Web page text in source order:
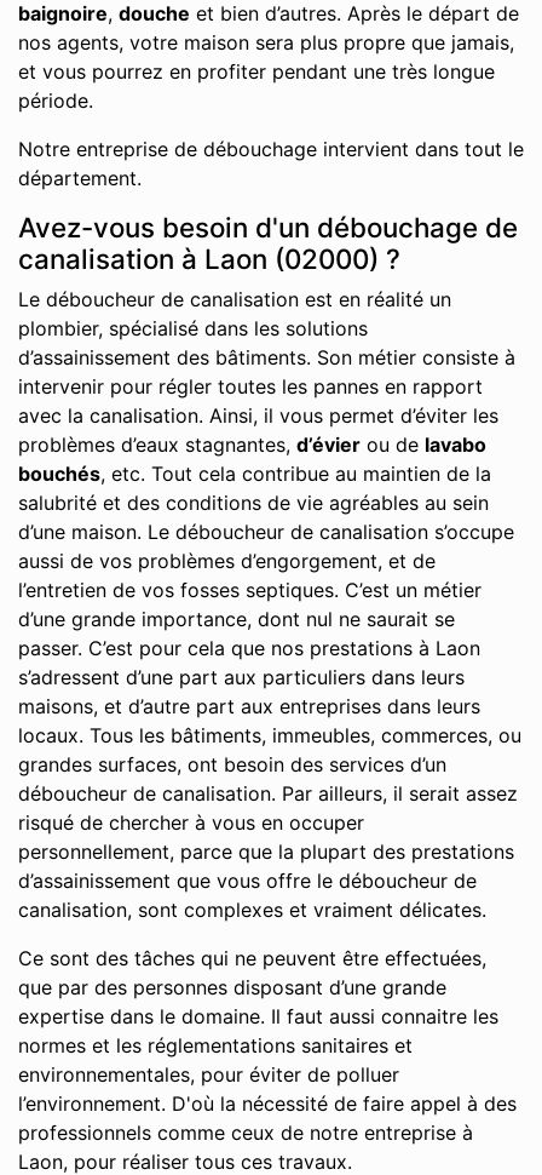
baignoire, douche et bien d’autres. Après le départ de
nos agents, votre maison sera plus propre que jamais,
et vous pourrez en profiter pendant une très longue
période.
Notre entreprise de débouchage intervient dans tout le
département.
Avez-vous besoin d'un débouchage de
canalisation à Laon (02000) ?
Le déboucheur de canalisation est en réalité un
plombier, spécialisé dans les solutions
d’assainissement des bâtiments. Son métier consiste à
intervenir pour régler toutes les pannes en rapport
avec la canalisation. Ainsi, il vous permet d’éviter les
problèmes d’eaux stagnantes, d’évier ou de lavabo
bouchés, etc. Tout cela contribue au maintien de la
salubrité et des conditions de vie agréables au sein
d’une maison. Le déboucheur de canalisation s’occupe
aussi de vos problèmes d’engorgement, et de
l’entretien de vos fosses septiques. C’est un métier
d’une grande importance, dont nul ne saurait se
passer. C’est pour cela que nos prestations à Laon
s’adressent d’une part aux particuliers dans leurs
maisons, et d’autre part aux entreprises dans leurs
locaux. Tous les bâtiments, immeubles, commerces, ou
grandes surfaces, ont besoin des services d’un
déboucheur de canalisation. Par ailleurs, il serait assez
risqué de chercher à vous en occuper
personnellement, parce que la plupart des prestations
d’assainissement que vous offre le déboucheur de
canalisation, sont complexes et vraiment délicates.
Ce sont des tâches qui ne peuvent être effectuées,
que par des personnes disposant d’une grande
expertise dans le domaine. Il faut aussi connaitre les
normes et les réglementations sanitaires et
environnementales, pour éviter de polluer
l’environnement. D'où la nécessité de faire appel à des
professionnels comme ceux de notre entreprise à
Laon, pour réaliser tous ces travaux.